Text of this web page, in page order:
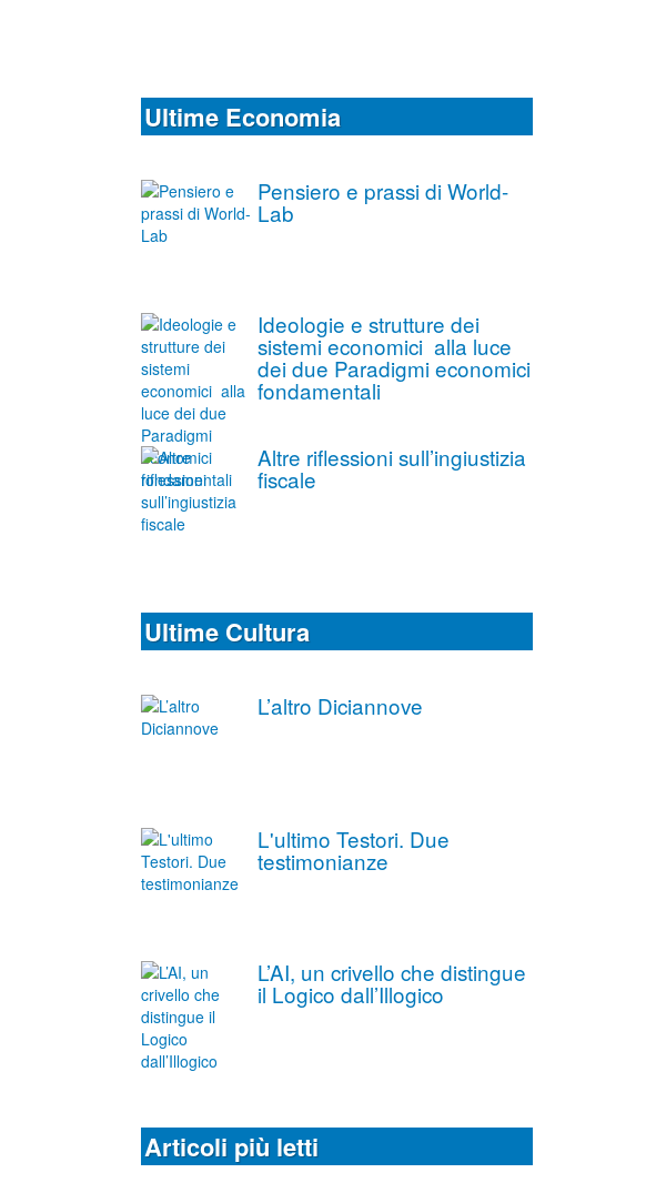
Ultime Economia
Pensiero e prassi di World-
Lab
Ideologie e strutture dei
sistemi economici alla luce
dei due Paradigmi economici
fondamentali
Altre riflessioni sull’ingiustizia
fiscale
Ultime Cultura
L’altro Diciannove
L'ultimo Testori. Due
testimonianze
L’AI, un crivello che distingue
il Logico dall’Illogico
Articoli più letti